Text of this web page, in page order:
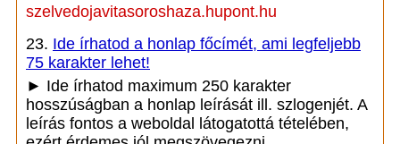
szelvedojavitasoroshaza.hupont.hu
23. Ide írhatod a honlap főcímét, ami legfeljebb
75 karakter lehet!
► Ide írhatod maximum 250 karakter
hosszúságban a honlap leírását ill. szlogenjét. A
leírás fontos a weboldal látogatottá tételében,